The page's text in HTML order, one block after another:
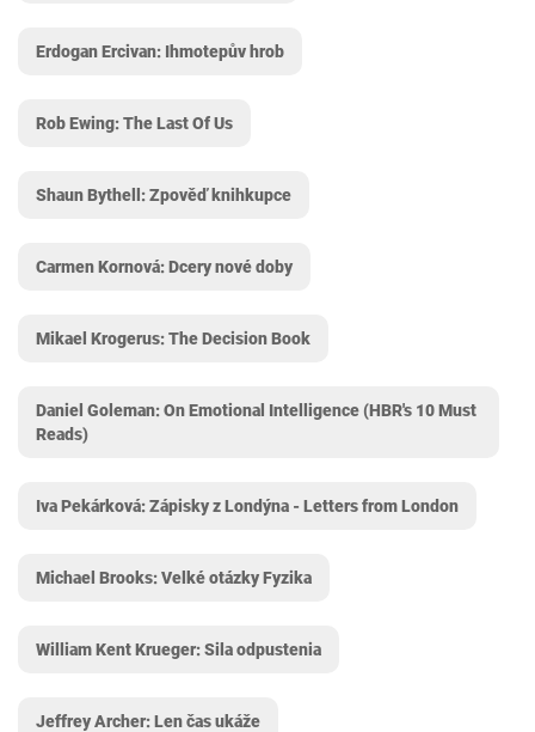
Erdogan Ercivan: Ihmotepův hrob
Rob Ewing: The Last Of Us
Shaun Bythell: Zpověď knihkupce
Carmen Kornová: Dcery nové doby
Mikael Krogerus: The Decision Book
Daniel Goleman: On Emotional Intelligence (HBR's 10 Must
Reads)
Iva Pekárková: Zápisky z Londýna - Letters from London
Michael Brooks: Velké otázky Fyzika
William Kent Krueger: Sila odpustenia
Jeffrey Archer: Len čas ukáže